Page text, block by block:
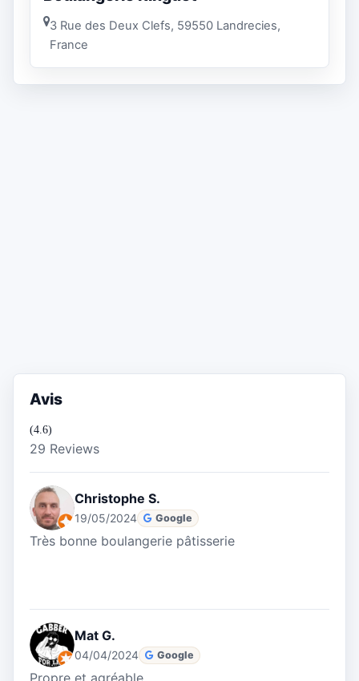
3 Rue des Deux Clefs, 59550 Landrecies,
France
Avis
(4.6)
29 Reviews
Christophe S.
19/05/2024 Google
Très bonne boulangerie pâtisserie
Mat G.
04/04/2024 Google